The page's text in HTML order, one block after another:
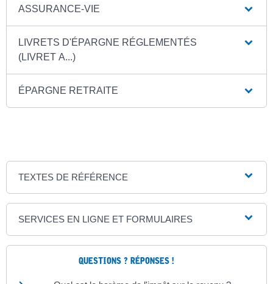
ASSURANCE-VIE
LIVRETS D'ÉPARGNE RÉGLEMENTÉS
(LIVRET A...)
ÉPARGNE RETRAITE
TEXTES DE RÉFÉRENCE
SERVICES EN LIGNE ET FORMULAIRES
QUESTIONS ? RÉPONSES !